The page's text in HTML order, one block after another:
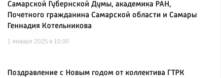
Самарской Губернской Думы, академика РАН,
Почетного гражданина Самарской области и Самары
Геннадия Котельникова
1 января 2025 в 10:00
Поздравление с Новым годом от коллектива ГТРК